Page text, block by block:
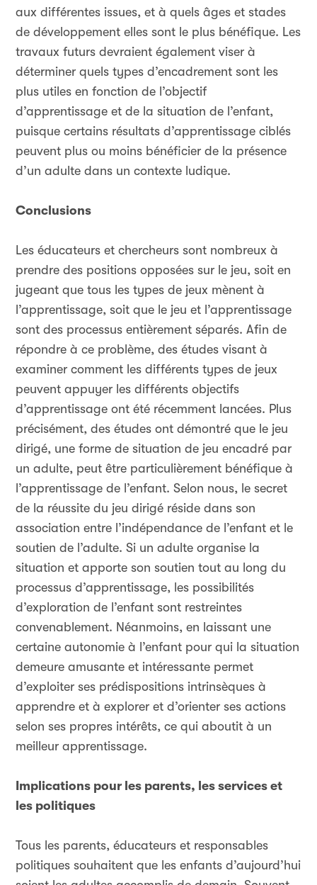
aux différentes issues, et à quels âges et stades
de développement elles sont le plus bénéfique. Les
travaux futurs devraient également viser à
déterminer quels types d’encadrement sont les
plus utiles en fonction de l’objectif
d’apprentissage et de la situation de l’enfant,
puisque certains résultats d’apprentissage ciblés
peuvent plus ou moins bénéficier de la présence
d’un adulte dans un contexte ludique.
Conclusions
Les éducateurs et chercheurs sont nombreux à
prendre des positions opposées sur le jeu, soit en
jugeant que tous les types de jeux mènent à
l’apprentissage, soit que le jeu et l’apprentissage
sont des processus entièrement séparés. Afin de
répondre à ce problème, des études visant à
examiner comment les différents types de jeux
peuvent appuyer les différents objectifs
d’apprentissage ont été récemment lancées. Plus
précisément, des études ont démontré que le jeu
dirigé, une forme de situation de jeu encadré par
un adulte, peut être particulièrement bénéfique à
l’apprentissage de l’enfant. Selon nous, le secret
de la réussite du jeu dirigé réside dans son
association entre l’indépendance de l’enfant et le
soutien de l’adulte. Si un adulte organise la
situation et apporte son soutien tout au long du
processus d’apprentissage, les possibilités
d’exploration de l’enfant sont restreintes
convenablement. Néanmoins, en laissant une
certaine autonomie à l’enfant pour qui la situation
demeure amusante et intéressante permet
d’exploiter ses prédispositions intrinsèques à
apprendre et à explorer et d’orienter ses actions
selon ses propres intérêts, ce qui aboutit à un
meilleur apprentissage.
Implications pour les parents, les services et
les politiques
Tous les parents, éducateurs et responsables
politiques souhaitent que les enfants d’aujourd’hui